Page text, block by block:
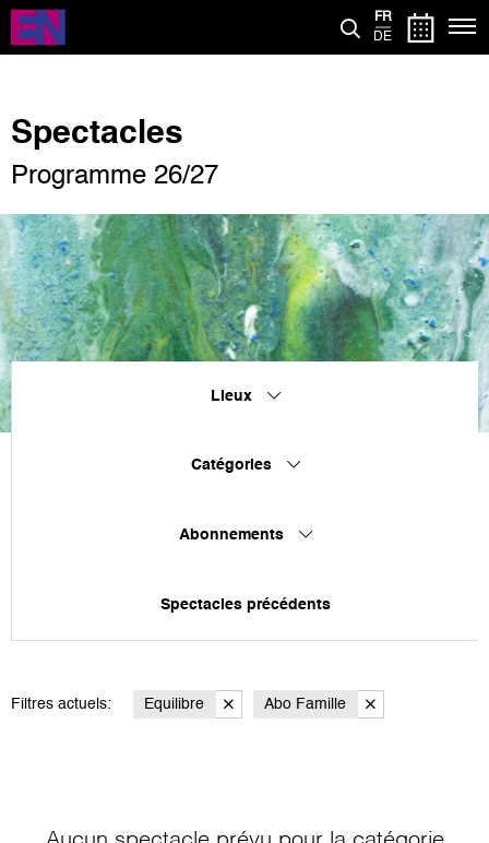
Aller
contenu
FR
DE
Spectacles
Programme 26/27
Lieux
Catégories
Abonnements
Spectacles précédents
Filtres actuels: Equilibre Abo Famille